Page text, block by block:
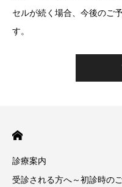
セルが続く場合、今後のご
す。
診療案内
受診される方へ～初診時の